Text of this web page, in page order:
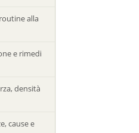
alla
e rimedi
densità
cause e